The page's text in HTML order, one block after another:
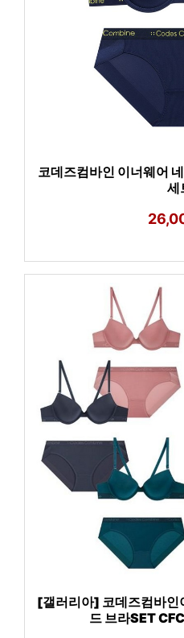
코데즈컴바인 이너웨어
세
[갤러리아] 코데즈컴바
드 브라SET